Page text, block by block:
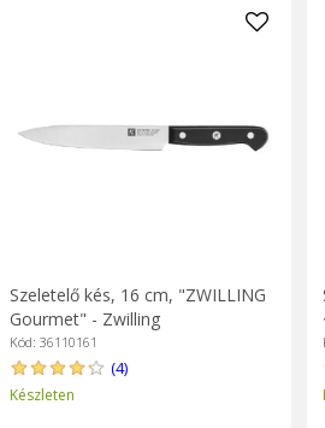
Szeletelő kés, 16 cm, "ZWILLING
Gourmet" - Zwilling
Kód: 36110161
(4)
Készleten